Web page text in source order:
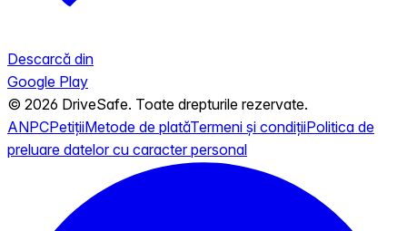
Descarcă din
Google Play
© 2026 DriveSafe. Toate drepturile rezervate.
ANPCPetițiiMetode de platăTermeni și condițiiPolitica de
preluare datelor cu caracter personal